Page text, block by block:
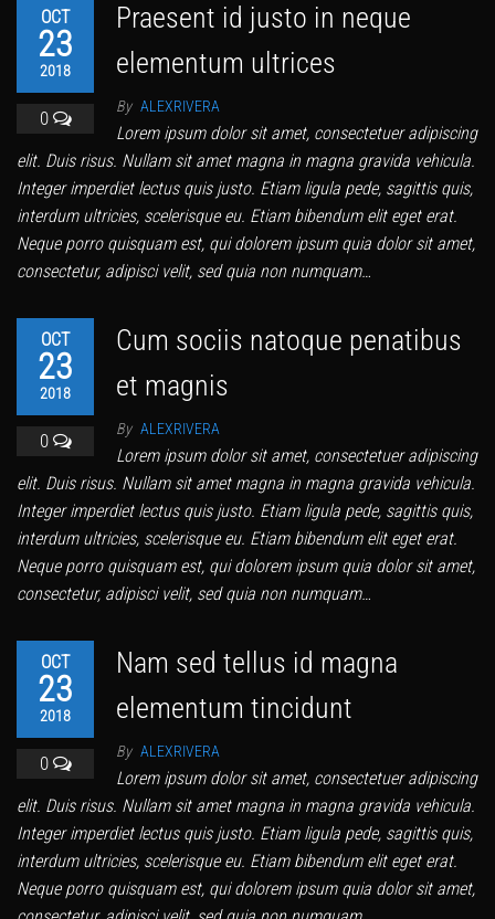
OCT
23
2018
0
Praesent id justo in neque
elementum ultrices
By ALEXRIVERA
Lorem ipsum dolor sit amet, consectetuer adipiscing
elit. Duis risus. Nullam sit amet magna in magna gravida vehicula.
Integer imperdiet lectus quis justo. Etiam ligula pede, sagittis quis,
interdum ultricies, scelerisque eu. Etiam bibendum elit eget erat.
Neque porro quisquam est, qui dolorem ipsum quia dolor sit amet,
consectetur, adipisci velit, sed quia non numquam…
OCT
23
2018
0
Cum sociis natoque penatibus
et magnis
By ALEXRIVERA
Lorem ipsum dolor sit amet, consectetuer adipiscing
elit. Duis risus. Nullam sit amet magna in magna gravida vehicula.
Integer imperdiet lectus quis justo. Etiam ligula pede, sagittis quis,
interdum ultricies, scelerisque eu. Etiam bibendum elit eget erat.
Neque porro quisquam est, qui dolorem ipsum quia dolor sit amet,
consectetur, adipisci velit, sed quia non numquam…
OCT
23
2018
0
Nam sed tellus id magna
elementum tincidunt
By ALEXRIVERA
Lorem ipsum dolor sit amet, consectetuer adipiscing
elit. Duis risus. Nullam sit amet magna in magna gravida vehicula.
Integer imperdiet lectus quis justo. Etiam ligula pede, sagittis quis,
interdum ultricies, scelerisque eu. Etiam bibendum elit eget erat.
Neque porro quisquam est, qui dolorem ipsum quia dolor sit amet,